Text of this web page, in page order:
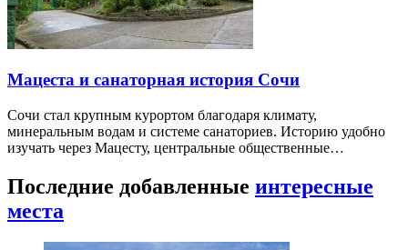
Мацеста и санаторная история Сочи
Сочи стал крупным курортом благодаря климату,
минеральным водам и системе санаториев. Историю удобно
изучать через Мацесту, центральные общественные…
Последние добавленные интересные
места